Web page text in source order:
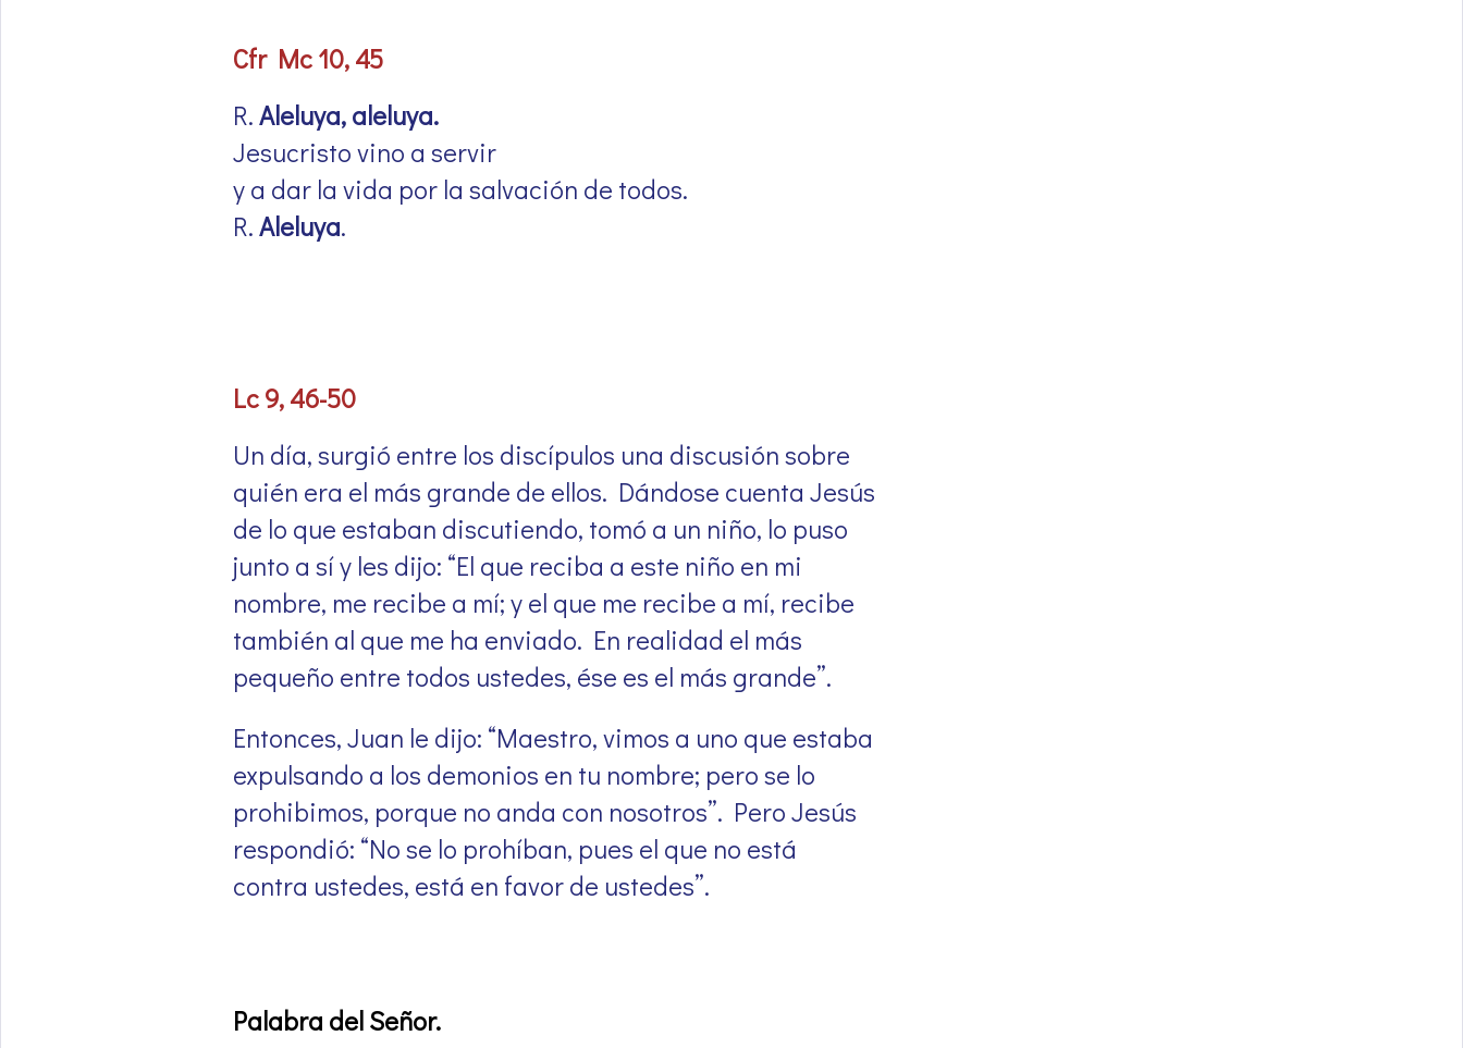
Cfr Mc 10, 45
R.Aleluya, aleluya.
Jesucristo vino a servir
y a dar la vida por la salvación de todos.
R.Aleluya.
Lc 9, 46-50
Un día, surgió entre los discípulos una discusión sobre
quién era el más grande de ellos. Dándose cuenta Jesús
de lo que estaban discutiendo, tomó a un niño, lo puso
junto a sí y les dijo: “El que reciba a este niño en mi
nombre, me recibe a mí; y el que me recibe a mí, recibe
también al que me ha enviado. En realidad el más
pequeño entre todos ustedes, ése es el más grande”.
Entonces, Juan le dijo: “Maestro, vimos a uno que estaba
expulsando a los demonios en tu nombre; pero se lo
prohibimos, porque no anda con nosotros”. Pero Jesús
respondió: “No se lo prohíban, pues el que no está
contra ustedes, está en favor de ustedes”.
Palabra del Señor.